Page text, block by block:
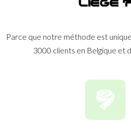
LIÈGE ?
Parce que notre méthode est
3000 clients en Belgique et